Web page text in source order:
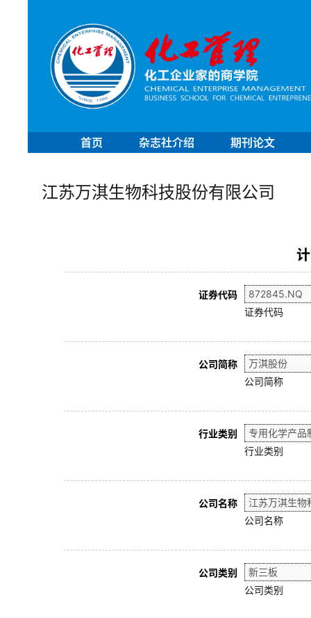
首页 杂志社介绍 期刊论文
江苏万淇生物科技股份有限公司
证券代码
证券代码
公司简称
公司简称
行业类别
行业类别
公司名称
公司名称
公司类别
公司类别